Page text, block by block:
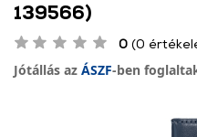
139566)
0 (0
Jótállás az ÁSZF-ben